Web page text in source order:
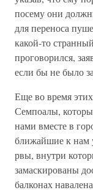
посему они
для переноса
какой-то
проговорился,
если бы не было
Еще во время
Семпоалы,
нами вместе в
ближайшие к нам
рвы, внутри
замаскированы
балконах